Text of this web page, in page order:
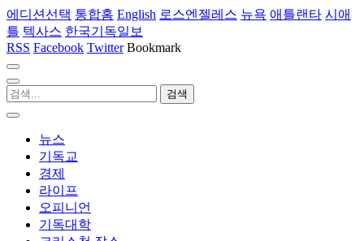
에디션선택 통합홈 English 로스엔젤레스 뉴욕 애틀랜타 시애
틀 텍사스 한국기독일보
RSS Facebook Twitter Bookmark
뉴스
기독교
경제
라이프
오피니언
기독대학